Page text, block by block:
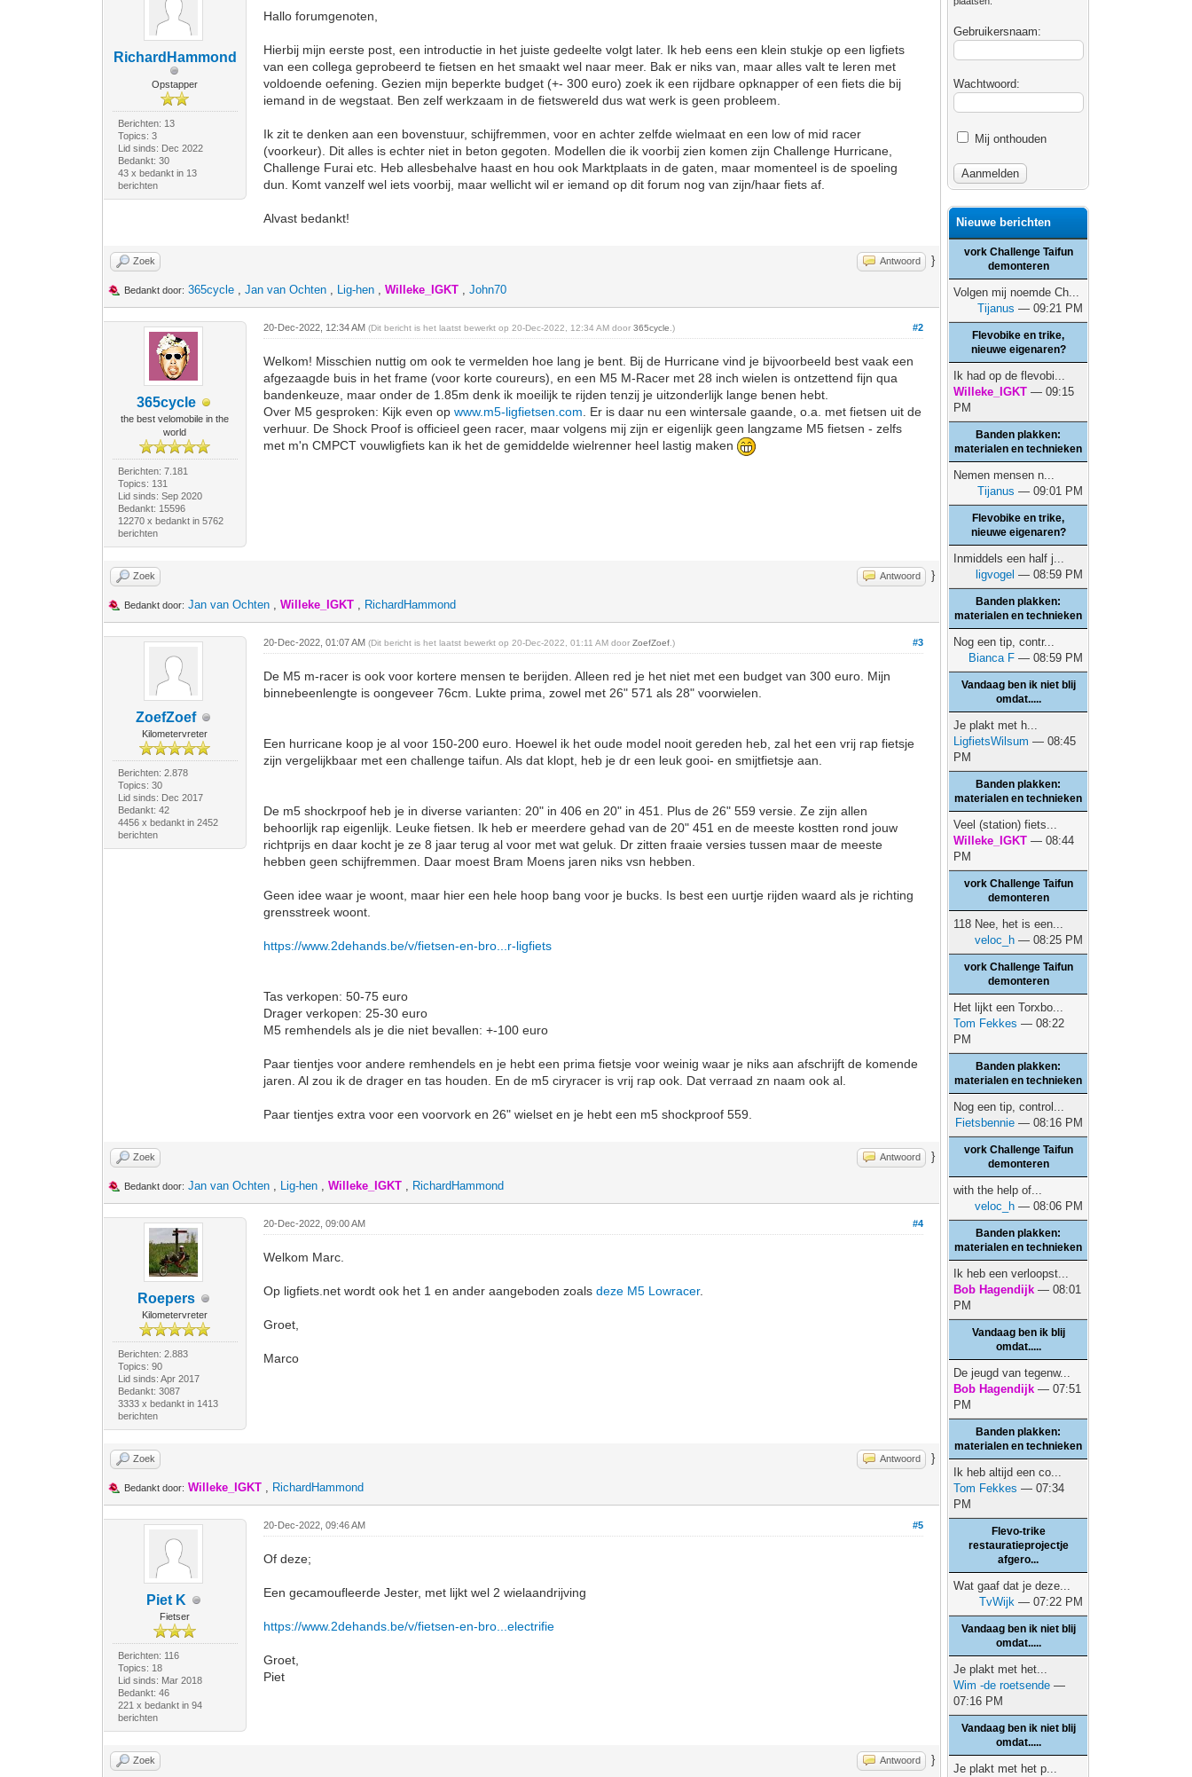
RichardHammond
Opstapper
Berichten: 13
Topics: 3
Lid sinds: Dec 2022
Bedankt: 30
43 x bedankt in 13
berichten
Hallo forumgenoten,
Hierbij mijn eerste post, een introductie in het juiste gedeelte volgt later. Ik heb eens een klein stukje op een ligfiets
van een collega geprobeerd te fietsen en het smaakt wel naar meer. Bak er niks van, maar alles valt te leren met
voldoende oefening. Gezien mijn beperkte budget (+- 300 euro) zoek ik een rijdbare opknapper of een fiets die bij
iemand in de wegstaat. Ben zelf werkzaam in de fietswereld dus wat werk is geen probleem.
Ik zit te denken aan een bovenstuur, schijfremmen, voor en achter zelfde wielmaat en een low of mid racer
(voorkeur). Dit alles is echter niet in beton gegoten. Modellen die ik voorbij zien komen zijn Challenge Hurricane,
Challenge Furai etc. Heb allesbehalve haast en hou ook Marktplaats in de gaten, maar momenteel is de spoeling
dun. Komt vanzelf wel iets voorbij, maar wellicht wil er iemand op dit forum nog van zijn/haar fiets af.
Alvast bedankt!
Zoek Antwoord }
Bedankt door: 365cycle ,Jan van Ochten , Lig-hen ,Willeke_IGKT ,John70
365cycle
the best velomobile in the
world
Berichten: 7.181
Topics: 131
Lid sinds: Sep 2020
Bedankt: 15596
12270 x bedankt in 5762
berichten
#2
20-Dec-2022, 12:34 AM(Dit bericht is het laatst bewerkt op 20-Dec-2022, 12:34 AM door365cycle .)
Welkom! Misschien nuttig om ook te vermelden hoe lang je bent. Bij de Hurricane vind je bijvoorbeeld best vaak een
afgezaagde buis in het frame (voor korte coureurs), en een M5 M-Racer met 28 inch wielen is ontzettend fijn qua
bandenkeuze, maar onder de 1.85m denk ik moeilijk te rijden tenzij je uitzonderlijk lange benen hebt.
Over M5 gesproken: Kijk even opwww.m5-ligfietsen.com . Er is daar nu een wintersale gaande, o.a. met fietsen uit de
verhuur. De Shock Proof is officieel geen racer, maar volgens mij zijn er eigenlijk geen langzame M5 fietsen - zelfs
met m'n CMPCT vouwligfiets kan ik het de gemiddelde wielrenner heel lastig maken
Zoek Antwoord }
Bedankt door: Jan van Ochten ,Willeke_IGKT , RichardHammond
ZoefZoef
Kilometervreter
Berichten: 2.878
Topics: 30
Lid sinds: Dec 2017
Bedankt: 42
4456 x bedankt in 2452
berichten
#3
20-Dec-2022, 01:07 AM(Dit bericht is het laatst bewerkt op 20-Dec-2022, 01:11 AM doorZoefZoef .)
De M5 m-racer is ook voor kortere mensen te berijden. Alleen red je het niet met een budget van 300 euro. Mijn
binnebeenlengte is oongeveer 76cm. Lukte prima, zowel met 26" 571 als 28" voorwielen.
Een hurricane koop je al voor 150-200 euro. Hoewel ik het oude model nooit gereden heb, zal het een vrij rap fietsje
zijn vergelijkbaar met een challenge taifun. Als dat klopt, heb je dr een leuk gooi- en smijtfietsje aan.
De m5 shockrpoof heb je in diverse varianten: 20" in 406 en 20" in 451. Plus de 26" 559 versie. Ze zijn allen
behoorlijk rap eigenlijk. Leuke fietsen. Ik heb er meerdere gehad van de 20" 451 en de meeste kostten rond jouw
richtprijs en daar kocht je ze 8 jaar terug al voor met wat geluk. Dr zitten fraaie versies tussen maar de meeste
hebben geen schijfremmen. Daar moest Bram Moens jaren niks vsn hebben.
Geen idee waar je woont, maar hier een hele hoop bang voor je bucks. Is best een uurtje rijden waard als je richting
grensstreek woont.
https://www.2dehands.be/v/fietsen-en-bro...r-ligfiets
Tas verkopen: 50-75 euro
Drager verkopen: 25-30 euro
M5 remhendels als je die niet bevallen: +-100 euro
Paar tientjes voor andere remhendels en je hebt een prima fietsje voor weinig waar je niks aan afschrijft de komende
jaren. Al zou ik de drager en tas houden. En de m5 ciryracer is vrij rap ook. Dat verraad zn naam ook al.
Paar tientjes extra voor een voorvork en 26" wielset en je hebt een m5 shockproof 559.
Zoek Antwoord }
Bedankt door: Jan van Ochten , Lig-hen ,Willeke_IGKT , RichardHammond
Roepers
Kilometervreter
Berichten: 2.883
Topics: 90
Lid sinds: Apr 2017
Bedankt: 3087
3333 x bedankt in 1413
berichten
#4
20-Dec-2022, 09:00 AM
Welkom Marc.
Op ligfiets.net wordt ook het 1 en ander aangeboden zoalsdeze M5 Lowracer.
Groet,
Marco
Zoek Antwoord }
Bedankt door: Willeke_IGKT , RichardHammond
Piet K
Fietser
Berichten: 116
Topics: 18
Lid sinds: Mar 2018
Bedankt: 46
221 x bedankt in 94
berichten
#5
20-Dec-2022, 09:46 AM
Of deze;
Een gecamoufleerde Jester, met lijkt wel 2 wielaandrijving
https://www.2dehands.be/v/fietsen-en-bro...electrifie
Groet,
Piet
Zoek Antwoord }
Gebruikersnaam:
Wachtwoord:
Mij onthouden
Nieuwe berichten
vork Challenge Taifun
demonteren
Volgen mij noemde Ch...
Tijanus — 09:21 PM
Flevobike en trike,
nieuwe eigenaren?
Ik had op de flevobi...
Willeke_IGKT — 09:15
PM
Banden plakken:
materialen en technieken
Nemen mensen n...
Tijanus — 09:01 PM
Flevobike en trike,
nieuwe eigenaren?
Inmiddels een half j...
ligvogel — 08:59 PM
Banden plakken:
materialen en technieken
Nog een tip, contr...
Bianca F — 08:59 PM
Vandaag ben ik niet blij
omdat.....
Je plakt met h...
LigfietsWilsum — 08:45
PM
Banden plakken:
materialen en technieken
Veel (station) fiets...
Willeke_IGKT — 08:44
PM
vork Challenge Taifun
demonteren
118 Nee, het is een...
veloc_h — 08:25 PM
vork Challenge Taifun
demonteren
Het lijkt een Torxbo...
Tom Fekkes — 08:22
PM
Banden plakken:
materialen en technieken
Nog een tip, control...
Fietsbennie — 08:16 PM
vork Challenge Taifun
demonteren
with the help of...
veloc_h — 08:06 PM
Banden plakken:
materialen en technieken
Ik heb een verloopst...
Bob Hagendijk — 08:01
PM
Vandaag ben ik blij
omdat.....
De jeugd van tegenw...
Bob Hagendijk — 07:51
PM
Banden plakken:
materialen en technieken
Ik heb altijd een co...
Tom Fekkes — 07:34
PM
Flevo-trike
restauratieprojectje
afgero...
Wat gaaf dat je deze...
TvWijk — 07:22 PM
Vandaag ben ik niet blij
omdat.....
Je plakt met het...
Wim -de roetsende —
07:16 PM
Vandaag ben ik niet blij
omdat.....
Je plakt met het p...